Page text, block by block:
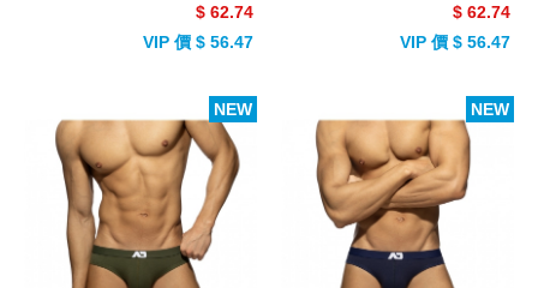
$ 62.74
VIP 價 $ 56.47
$ 62.74
VIP 價 $ 56.47
NEW NEW